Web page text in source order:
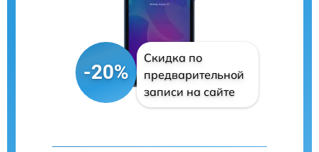
-20%
Скидка по
предварительной
записи на сайте